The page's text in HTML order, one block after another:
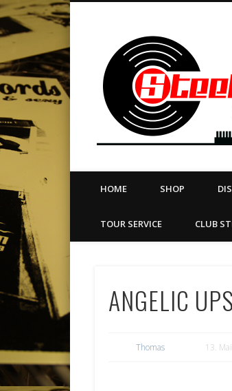
LABEL | MERCH | PRINT | DIY |
VimeoDribble LinkedIn
HOME SHOP
TOUR SERVICE CLUB
ANGELIC
Thomas 13.